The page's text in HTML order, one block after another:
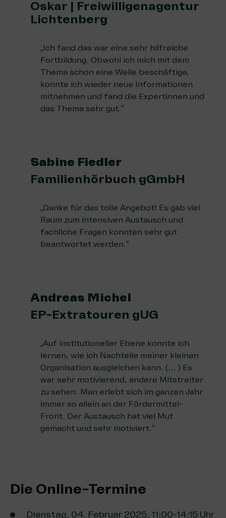
Oskar | Freiwilligenagentur
Lichtenberg
„Ich fand das war eine sehr hilfreiche
Fortbildung. Obwohl ich mich mit dem
Thema schon eine Weile beschäftige,
konnte ich wieder neue Informationen
mitnehmen und fand die Expertinnen und
das Thema sehr gut.”
Sabine Fiedler
Familienhörbuch gGmbH
„Danke für das tolle Angebot! Es gab viel
Raum zum intensiven Austausch und
fachliche Fragen konnten sehr gut
beantwortet werden.“
Andreas Michel
EP-Extratouren gUG
„Auf institutioneller Ebene konnte ich
lernen, wie ich Nachteile meiner kleinen
Organisation ausgleichen kann. (… ) Es
war sehr motivierend, andere Mitstreiter
zu sehen. Man erlebt sich im ganzen Jahr
immer so allein an der Fördermittel-
Front. Der Austausch hat viel Mut
gemacht und sehr motiviert.“
Die Online-Termine
Dienstag, 04. Februar 2025, 11:00-14:15 Uhr